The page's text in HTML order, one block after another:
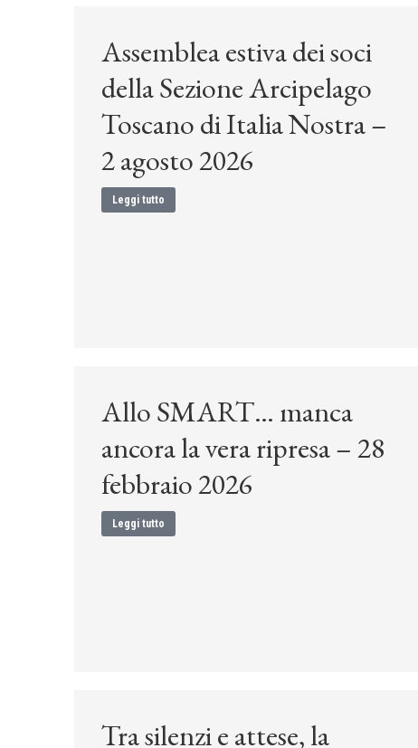
Assemblea estiva dei soci
della Sezione Arcipelago
Toscano di Italia Nostra –
2 agosto 2026
Leggi tutto
Allo SMART… manca
ancora la vera ripresa – 28
febbraio 2026
Leggi tutto
Tra silenzi e attese, la